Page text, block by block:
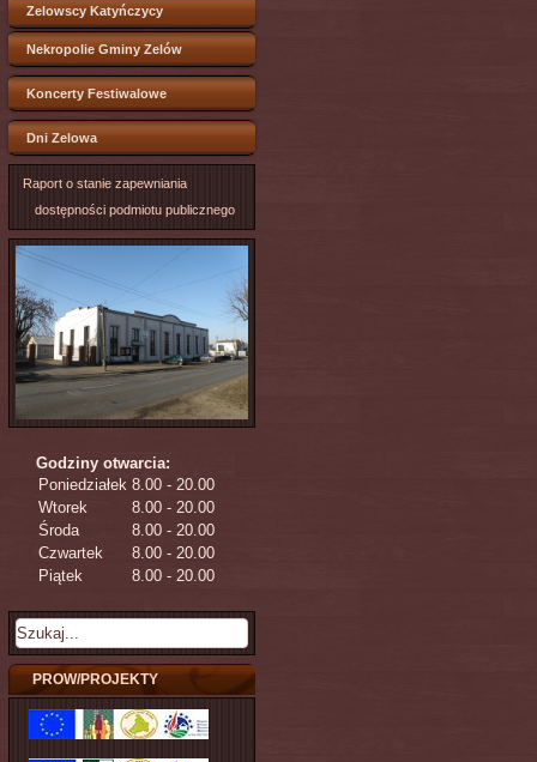
Zelowscy Katyńczycy
Nekropolie Gminy Zelów
Koncerty Festiwalowe
Dni Zelowa
Raport o stanie zapewniania
dostępności podmiotu publicznego
Godziny otwarcia:
Poniedziałek 8.00 - 20.00
Wtorek
8.00 - 20.00
Środa
8.00 - 20.00
Czwartek
8.00 - 20.00
Piątek
8.00 - 20.00
PROW/PROJEKTY